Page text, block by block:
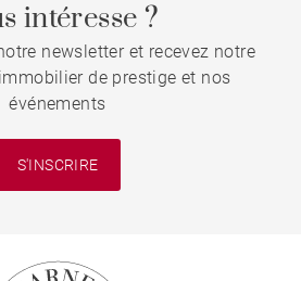
intéresse ?
newsletter et recevez notre
de prestige et nos
événements
S'INSCRIRE